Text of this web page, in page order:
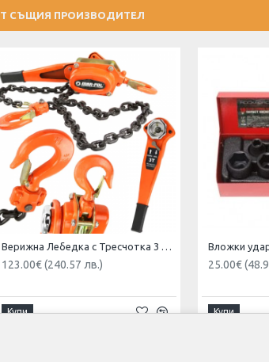
СЪЩИЯ ПРОИЗВОДИТЕЛ
Верижна Лебедка с Тресчотка 3 тона 2 метра
123.00€ (240.57 лв.)
Купи
25.00€
Купи